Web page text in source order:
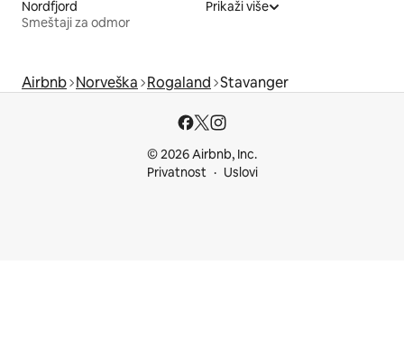
Nordfjord
Smeštaji za odmor
Prikaži više
Airbnb Norveška Rogaland Stavanger
© 2026 Airbnb, Inc.
Privatnost
Uslovi